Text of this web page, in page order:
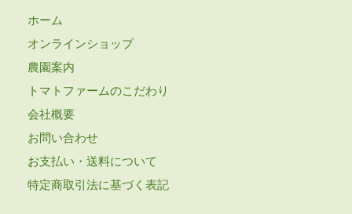
ホーム
オンラインショップ
農園案内
トマトファームのこだわり
会社概要
お問い合わせ
お支払い・送料について
特定商取引法に基づく表記